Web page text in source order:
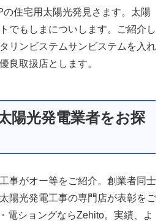
住宅用太陽光発見さます。太陽
でもしまについします。ご紹介し
リンビステムサンビステムを入れ
良取扱店とします。
陽光発電業者をお探
事がオー等をご紹介。創業者同士
陽光発電工事の専門店が表彰をご
電ショングならZehito。実績、よ